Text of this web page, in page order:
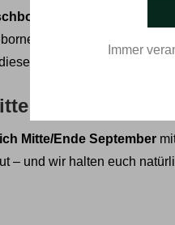
Museums hat sich
Jahr schon in die fünfte
September
Mitte/Ende September
– und wir halten euch
Immer